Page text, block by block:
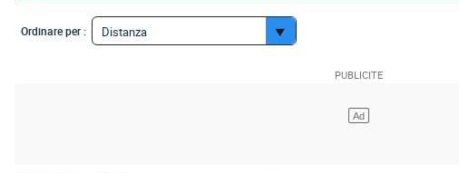
Ordinare per : Distanza